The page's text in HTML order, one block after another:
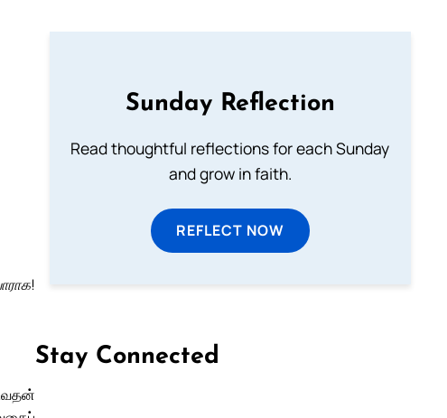
Sunday Reflection
Read thoughtful reflections for each Sunday
and grow in faith.
REFLECT NOW
Stay Connected